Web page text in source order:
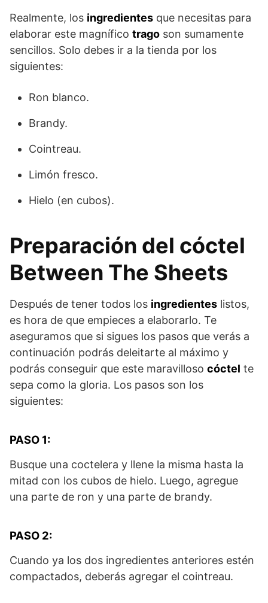
Realmente, los ingredientes que necesitas para
elaborar este magnífico trago son sumamente
sencillos. Solo debes ir a la tienda por los
siguientes:
Ron blanco.
Brandy.
Cointreau.
Limón fresco.
Hielo (en cubos).
Preparación del cóctel
Between The Sheets
Después de tener todos los ingredientes listos,
es hora de que empieces a elaborarlo. Te
aseguramos que si sigues los pasos que verás a
continuación podrás deleitarte al máximo y
podrás conseguir que este maravilloso cóctel te
sepa como la gloria. Los pasos son los
siguientes:
PASO 1:
Busque una coctelera y llene la misma hasta la
mitad con los cubos de hielo. Luego, agregue
una parte de ron y una parte de brandy.
PASO 2:
Cuando ya los dos ingredientes anteriores estén
compactados, deberás agregar el cointreau.